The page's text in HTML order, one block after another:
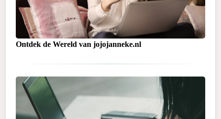
Ontdek de Wereld van jojojanneke.nl